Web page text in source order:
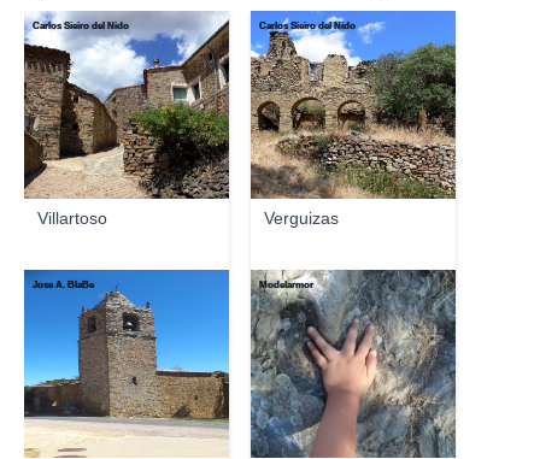
Villartoso
Carlos Sieiro del Nido
Verguizas
Carlos Sieiro del Nido
Jose A. BlaBe Modelarmor